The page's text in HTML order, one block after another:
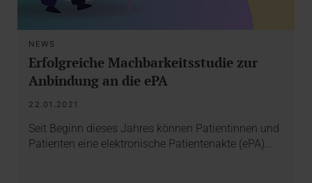
NEWS
Erfolgreiche Machbarkeitsstudie zur
Anbindung an die ePA
22.01.2021
Seit Beginn dieses Jahres können Patientinnen und
Patienten eine elektronische Patientenakte (ePA)…